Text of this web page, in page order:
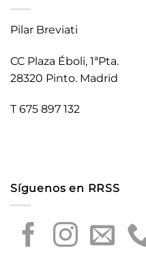
Pilar Breviati
CC Plaza Éboli, 1ªPta.
28320 Pinto. Madrid
T 675 897 132
Síguenos en RRSS